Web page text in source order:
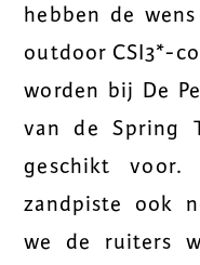
hebben de
outdoor CSI3*-
worden bij De
van de Spring
geschikt
zandpiste ook
we de ruiters